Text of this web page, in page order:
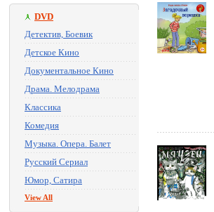
DVD
Детектив, Боевик
Детское Кино
Документальное Кино
Драма. Мелодрама
Классика
Комедия
Музыка. Опера. Балет
Русский Сериал
Юмор, Сатира
View All